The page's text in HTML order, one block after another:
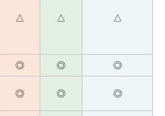
△ △ △
◎ ◎ ◎
◎ ◎ ◎